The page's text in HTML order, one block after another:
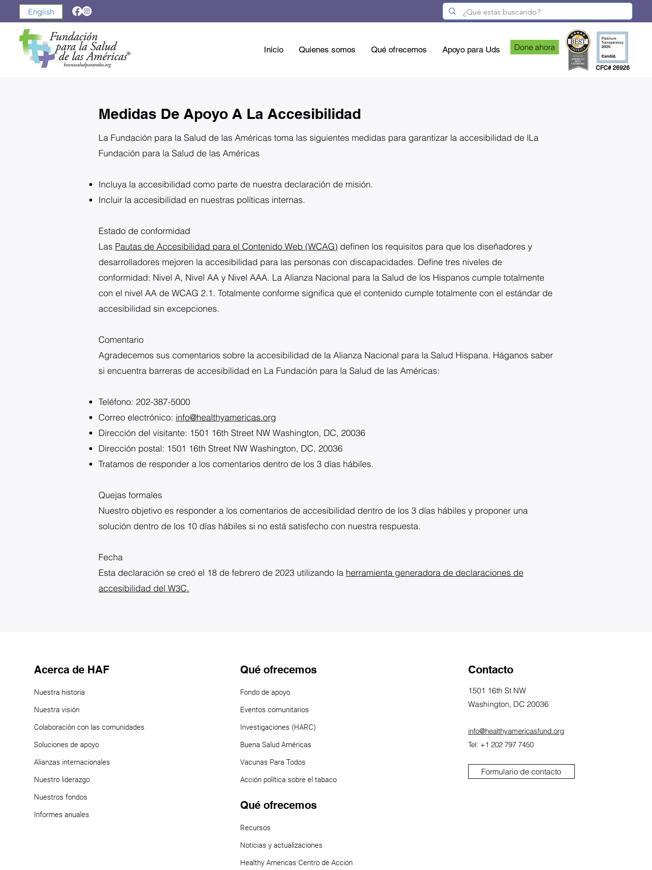
Inicio Quienes somos Qué ofrecemos Apoyo para Uds Done ahora
CFC# 26926
English
Medidas De Apoyo A La Accesibilidad
La Fundación para la Salud de las Américas toma las siguientes medidas para garantizar la accesibilidad de lLa
Fundación para la Salud de las Américas
Incluya la accesibilidad como parte de nuestra declaración de misión.
Incluir la accesibilidad en nuestras políticas internas.
Estado de conformidad
Las Pautas de Accesibilidad para el Contenido Web (WCAG) definen los requisitos para que los diseñadores y
desarrolladores mejoren la accesibilidad para las personas con discapacidades. Define tres niveles de
conformidad: Nivel A, Nivel AA y Nivel AAA. La Alianza Nacional para la Salud de los Hispanos cumple totalmente
con el nivel AA de WCAG 2.1. Totalmente conforme significa que el contenido cumple totalmente con el estándar de
accesibilidad sin excepciones.
Comentario
Agradecemos sus comentarios sobre la accesibilidad de la Alianza Nacional para la Salud Hispana. Háganos saber
si encuentra barreras de accesibilidad en La Fundación para la Salud de las Américas:
Teléfono: 202-387-5000
Correo electrónico: info@healthyamericas.org
Dirección del visitante: 1501 16th Street NW Washington, DC, 20036
Dirección postal: 1501 16th Street NW Washington, DC, 20036
Tratamos de responder a los comentarios dentro de los 3 días hábiles.
Quejas formales
Nuestro objetivo es responder a los comentarios de accesibilidad dentro de los 3 días hábiles y proponer una
solución dentro de los 10 días hábiles si no está satisfecho con nuestra respuesta.
Fecha
Esta declaración se creó el 18 de febrero de 2023 utilizando la herramienta generadora de declaraciones de
accesibilidad del W3C.
Acerca de HAF
Nuestra historia
Nuestra visión
Colaboración con las comunidades
Soluciones de apoyo
Alianzas internacionales
Nuestro liderazgo
Nuestros fondos
Informes anuales
Qué ofrecemos
Fondo de apoyo
Eventos comunitarios
Investigaciones (HARC)
Buena Salud Américas
Vacunas Para Todos
Acción política sobre el tabaco
Qué ofrecemos
Recursos
Noticias y actualizaciones
Healthy Americas Centro de Acción
Contacto
1501 16th St NW
Washington, DC 20036
info@healthyamericasfund.org
Tel: +1 202 797 7450
Formulario de contacto